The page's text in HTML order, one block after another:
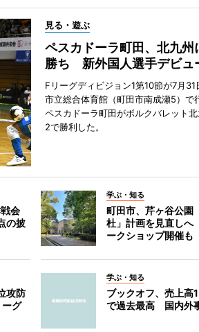
見る・遊ぶ
ペスカドーラ町田、北九州
勝ち 新外国人選手デビュ
Fリーグディビジョン1第10節が7月31
市立総合体育館（町田市南成瀬5）で
ペスカドーラ町田がボルクバレット
2で勝利した。
会
の披
学ぶ・知る
町田市、芹ヶ谷公園
杜」計画を見直し
ークショップ開催も
攻防
グ
学ぶ・知る
ブックオフ、売上高
で過去最高 国内外